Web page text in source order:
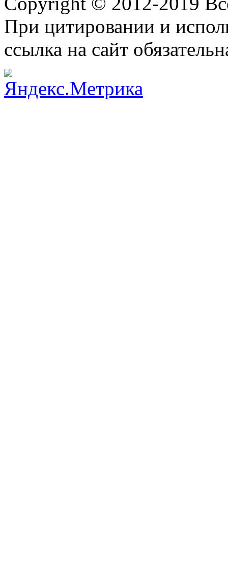
При цитировании и
ссылка на сайт